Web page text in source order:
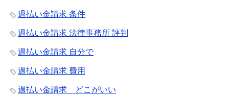
過払い金請求 条件
過払い金請求 法律事務所 評判
過払い金請求 自分で
過払い金請求 費用
過払い金請求 どこがいい